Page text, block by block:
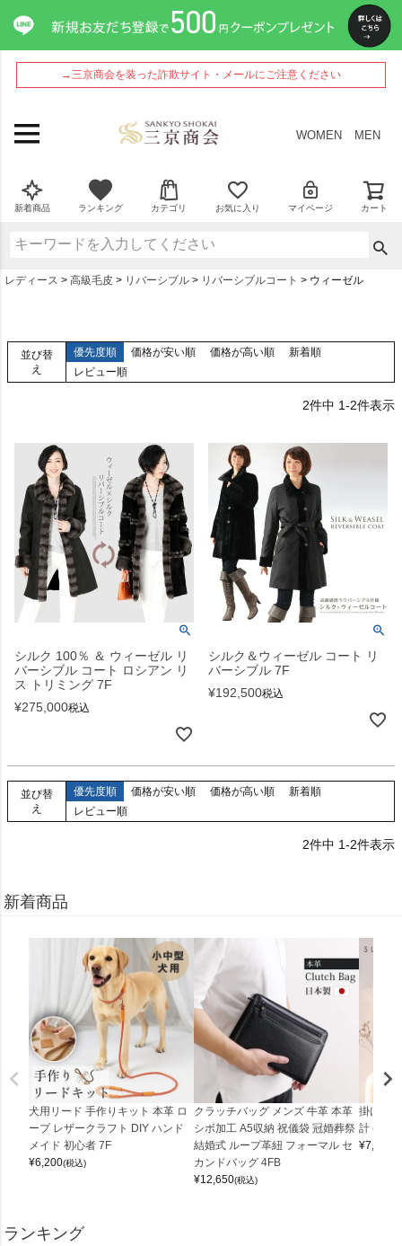
→三京商会を装った詐欺サイト・メールにご注意ください
WOMEN MEN
新着商品 ランキング カテゴリ お気に入り マイページ カート
レディース 高級毛皮 リバーシブル リバーシブルコート ウィーゼル
並び替
え
優先度順 価格が安い順 価格が高い順
新着順
レビュー順
2件中 1-2件表示
シルク 100％ ＆ ウィーゼル リ
バーシブル コート ロシアン リ
ス トリミング 7F
¥275,000税込
シルク＆ウィーゼル コート リ
バーシブル 7F
¥192,500税込
並び替
え
優先度順 価格が安い順 価格が高い順
新着順
レビュー順
2件中 1-2件表示
新着商品
犬用リード 手作りキット 本革 ロ
ープ レザークラフト DIY ハンド
メイド 初心者 7F
¥6,200(税込)
クラッチバッグ メンズ 牛革 本革
シボ加工 A5収納 祝儀袋 冠婚葬祭
結婚式 ループ革紐 フォーマル セ
カンドバッグ 4FB
¥12,650(税込)
掛け時
計
¥7,150
ランキング